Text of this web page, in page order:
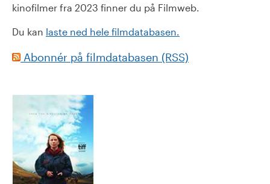
kinofilmer fra 2023 finner du på Filmweb.
Du kan laste ned hele filmdatabasen.
Abonnér på filmdatabasen (RSS)